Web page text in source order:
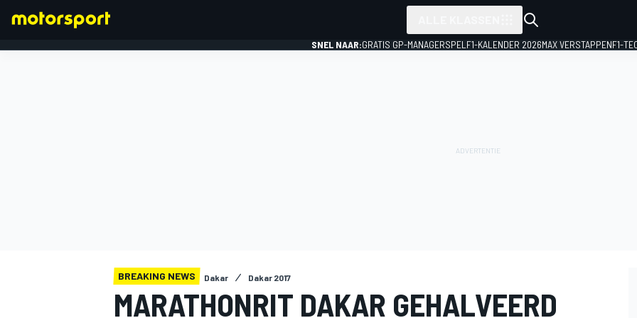
SNEL NAAR:GRATIS GP-MANAGERSPEL F1-KALENDER 2026MAX VERSTAPPENF1-
BREAKING NEWS Dakar Dakar 2017
MARATHONRIT DAKAR GEHALVEERD